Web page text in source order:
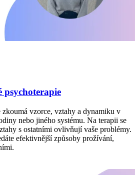
psychoterapie
zkoumá vzorce, vztahy a dynamiku v
nebo jiného systému. Na terapii se
s ostatními ovlivňují vaše problémy.
efektivnější způsoby prožívání,